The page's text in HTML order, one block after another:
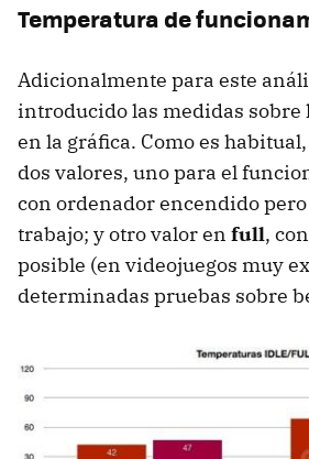
Temperatura de
Adicionalmente para este
introducido las medidas sobre
en la gráfica. Como es
dos valores, uno para el
con ordenador encendido
trabajo; y otro valor en full,
posible (en videojuegos muy
determinadas pruebas sobre